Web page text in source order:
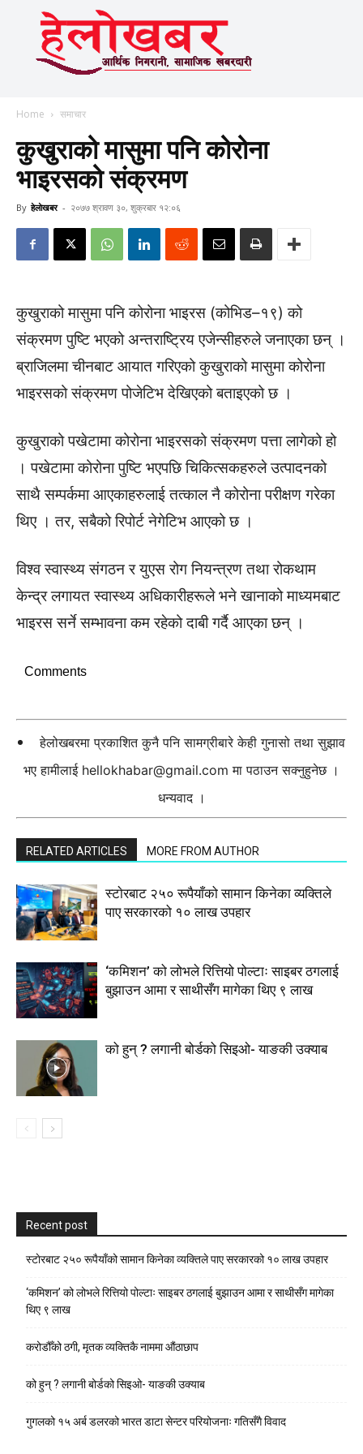
Home समाचार
कुखुराको मासुमा पनि कोरोना
भाइरसको संक्रमण
By हेलाेखबर - २०७७ श्रावण ३०, शुक्रबार १२:०६
कुखुराको मासुमा पनि कोरोना भाइरस (कोभिड–१९) को
संक्रमण पुष्टि भएको अन्तराष्ट्रिय एजेन्सीहरुले जनाएका छन् ।
ब्राजिलमा चीनबाट आयात गरिएको कुखुराको मासुमा कोरोना
भाइरसको संक्रमण पोजेटिभ देखिएको बताइएको छ ।
​कुखुराको पखेटामा कोरोना भाइरसको संक्रमण पत्ता लागेको हो
। पखेटामा कोरोना पुष्टि भएपछि चिकित्सकहरुले उत्पादनको
साथै सम्पर्कमा आएकाहरुलाई तत्काल नै कोरोना परीक्षण गरेका
थिए । तर, सबैको रिपोर्ट नेगेटिभ आएको छ ।
विश्व स्वास्थ्य संगठन र युएस रोग नियन्त्रण तथा रोकथाम
केन्द्र लगायत स्वास्थ्य अधिकारीहरूले भने खानाको माध्यमबाट
भाइरस सर्ने सम्भावना कम रहेको दाबी गर्दै आएका छन् ।
Comments
हेलोखबरमा प्रकाशित कुनै पनि सामग्रीबारे केही गुनासो तथा सुझाव
भए हामीलाई hellokhabar@gmail.com मा पठाउन सक्नुहुनेछ ।
धन्यवाद ।
RELATED ARTICLES MORE FROM AUTHOR
स्टाेरबाट २५० रूपैयाँको सामान किनेका व्यक्तिले
पाए सरकारको १० लाख उपहार
‘कमिशन’ को लोभले रित्तियो पोल्टाः साइबर ठगलाई
बुझाउन आमा र साथीसँग मागेका थिए ९ लाख
को हुन् ? लगानी बोर्डको सिइओ- याङकी उक्याब
Recent post
स्टाेरबाट २५० रूपैयाँको सामान किनेका व्यक्तिले पाए सरकारको १० लाख उपहार
‘कमिशन’ को लोभले रित्तियो पोल्टाः साइबर ठगलाई बुझाउन आमा र साथीसँग मागेका
थिए ९ लाख
करोडौँको ठगी, मृतक व्यक्तिकै नाममा औंठाछाप
को हुन् ? लगानी बोर्डको सिइओ- याङकी उक्याब
गुगलको १५ अर्ब डलरको भारत डाटा सेन्टर परियोजनाः गतिसँगै विवाद